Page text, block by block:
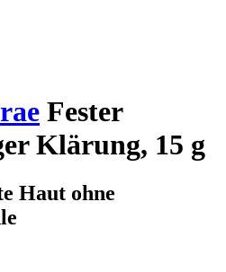
Fester
Klärung, 15 g
Haut ohne